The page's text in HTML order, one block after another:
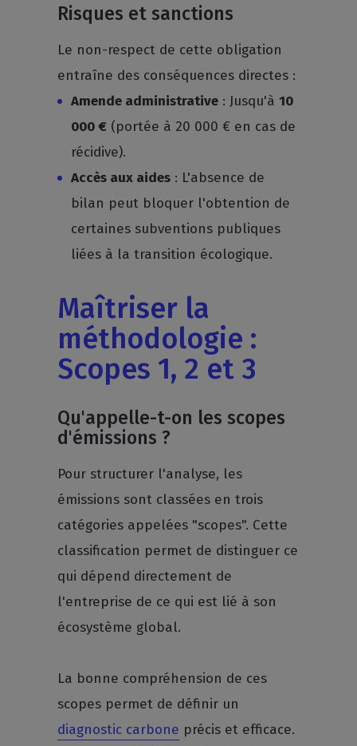
Risques et sanctions
Le non-respect de cette obligation
entraîne des conséquences directes :
Amende administrative : Jusqu'à10
000 € (portée à 20 000 € en cas de
récidive).
Accès aux aides : L'absence de
bilan peut bloquer l'obtention de
certaines subventions publiques
liées à la transition écologique.
Maîtriser la
méthodologie :
Scopes 1, 2 et 3
Qu'appelle-t-on les scopes
d'émissions ?
Pour structurer l'analyse, les
émissions sont classées en trois
catégories appelées "scopes". Cette
classification permet de distinguer ce
qui dépend directement de
l'entreprise de ce qui est lié à son
écosystème global.
La bonne compréhension de ces
scopes permet de définir un
diagnostic carbone précis et efficace.